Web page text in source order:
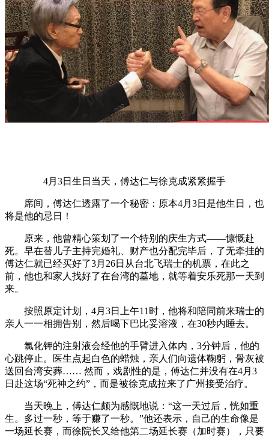
4月3日生日当天，傅达仁与徐克成紧紧握手
席间，傅达仁透露了一个秘密：原本4月3日是他生日，也
将是他的忌日！
原来，他曾精心策划了一个特别的庆生方式——慷慨赴
死。早在替儿子主持完婚礼、财产也分配完毕后，了无牵挂的
傅达仁就已经买好了3月26日从台北飞瑞士的机票，在此之
前，他也和家人找好了在台湾的墓地，就等着安乐死那一天到
来。
按照原定计划，4月3日上午11时，他将和陪同前来瑞士的
亲人一一相拥告别，然后喝下巴比妥溶液，在30秒内睡去。
氯化钾的注射液会经他的手臂进入体内，3分钟后，他的
心跳停止。医生点起白色的蜡烛，亲人们向遗体鞠躬，骨灰被
送回台湾安葬…… 然而，戏剧性的是，傅达仁并没有在4月3
日赴这场“死神之约”，而是被徐克成拉来了广州接受治疗。
当天晚上，傅达仁颇为感慨地说：“这一天过后，恍如重
生。多过一秒，等于赚了一秒。”他还表示，自己的生命像是
一场延长赛，而徐院长又给他第二场延长赛（加时赛），只要